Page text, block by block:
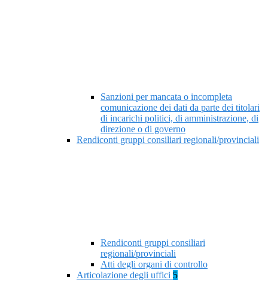
Sanzioni per mancata o incompleta
comunicazione dei dati da parte dei titolari
di incarichi politici, di amministrazione, di
direzione o di governo
Rendiconti gruppi consiliari regionali/provinciali
Rendiconti gruppi consiliari
regionali/provinciali
Atti degli organi di controllo
Articolazione degli uffici 5